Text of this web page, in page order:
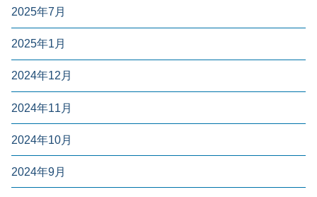
2025年7月
2025年1月
2024年12月
2024年11月
2024年10月
2024年9月